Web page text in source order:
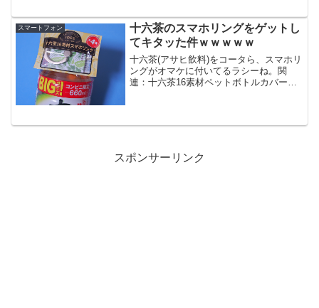
スマートフォン
十六茶のスマホリングをゲットし
てキタッた件ｗｗｗｗｗ
十六茶(アサヒ飲料)をコータら、スマホリ
ングがオマケに付いてるラシーね。関
連：十六茶16素材ペットボトルカバー・
ｗｗｗｗｗ...
スポンサーリンク